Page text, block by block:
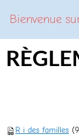
Bienvenue
R i des familles